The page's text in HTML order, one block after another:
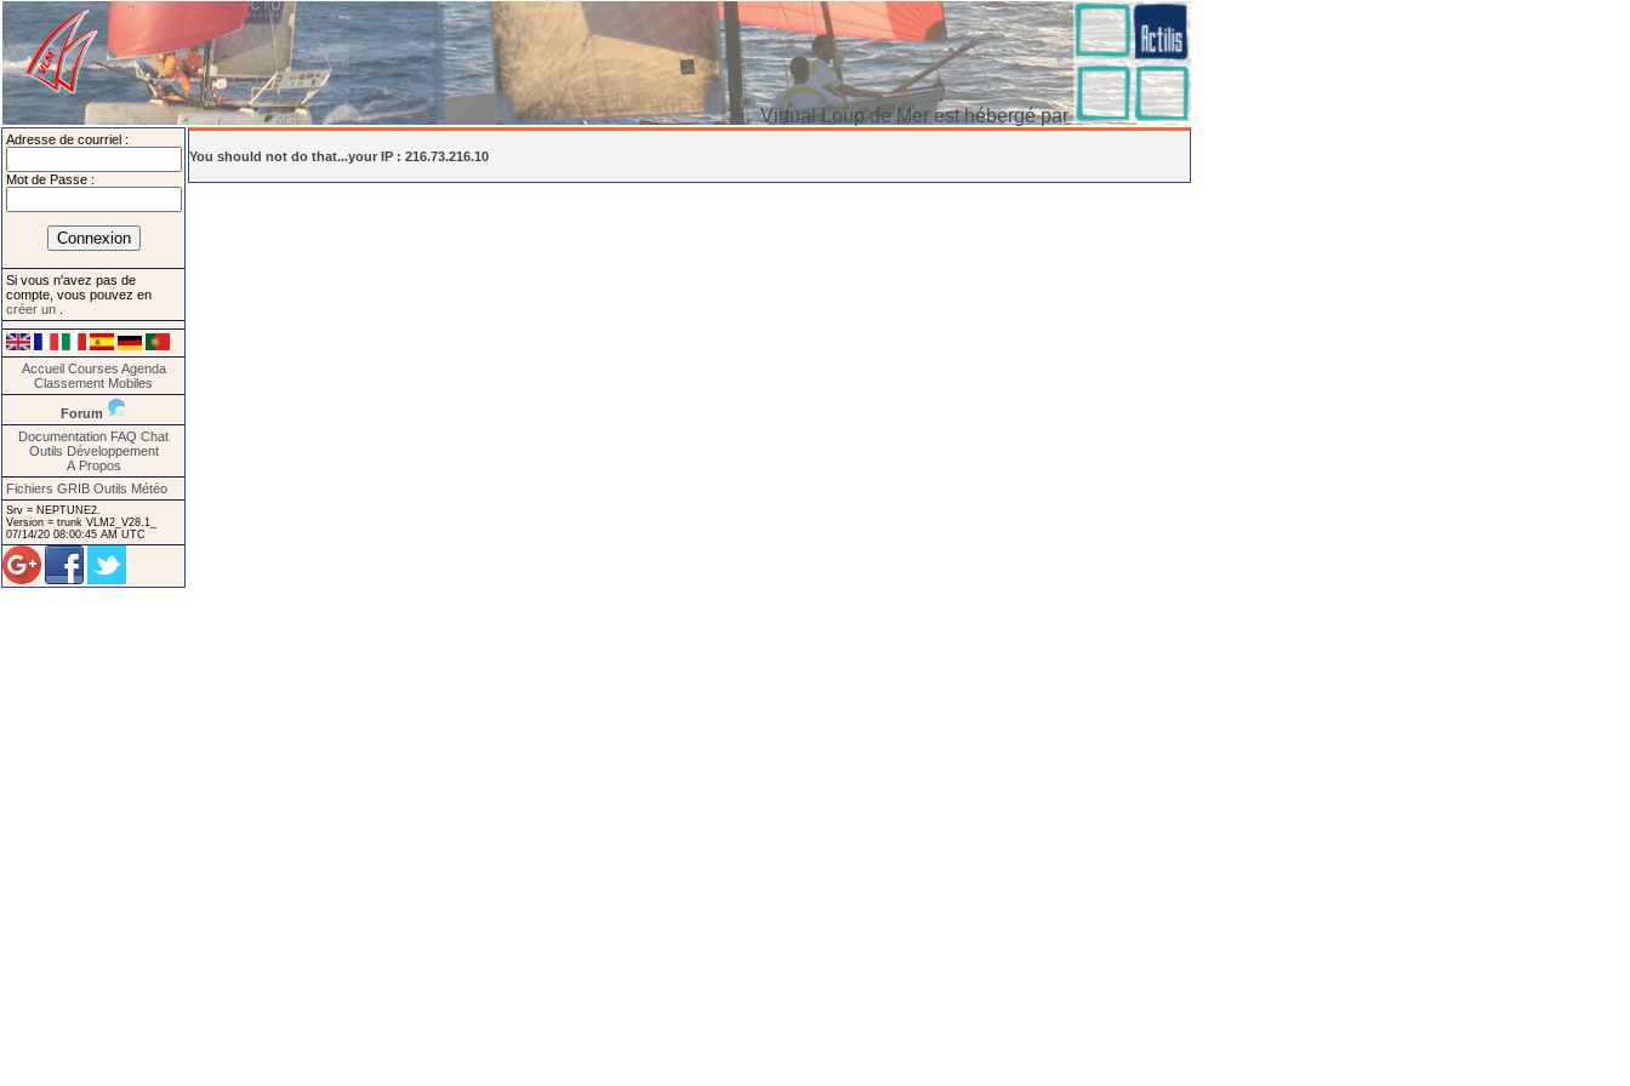
Virtual Loup de Mer est hébergé par
Adresse de courriel :
Mot de Passe :
Si vous n'avez pas de
compte, vous pouvez en
créer un
Accueil Courses Agenda
Classement Mobiles
Forum
Documentation FAQ Chat
Outils Développement
A Propos
Fichiers GRIB Outils Météo
Srv = NEPTUNE2.
Version = trunk VLM2_V28.1_
07/14/20 08:00:45 AM UTC
You should not do that...your IP : 216.73.216.10